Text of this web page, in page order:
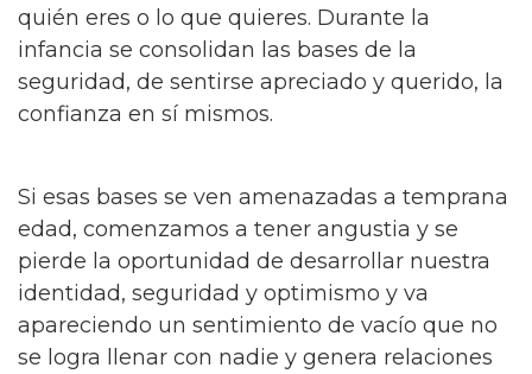
quién eres o lo que quieres. Durante la
infancia se consolidan las bases de la
seguridad, de sentirse apreciado y querido, la
confianza en sí mismos.
Si esas bases se ven amenazadas a temprana
edad, comenzamos a tener angustia y se
pierde la oportunidad de desarrollar nuestra
identidad, seguridad y optimismo y va
apareciendo un sentimiento de vacío que no
se logra llenar con nadie y genera relaciones